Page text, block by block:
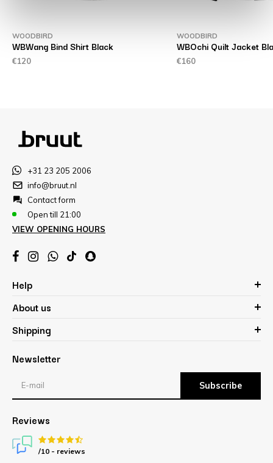
WOODBIRD
WBWang Bind Shirt Black
€120
WOODBIRD
WBOchi Quilt Jacket
€160
+31 23 205 2006
info@bruut.nl
Contact form
Open till 21:00
VIEW OPENING HOURS
Help
About us
Shipping
Newsletter
Subscribe
Reviews
/10 - reviews